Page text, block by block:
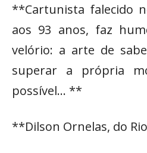
**Cartunista falecido
aos 93 anos, faz
velório: a arte de
superar a própria
possível… **
**Dilson Ornelas, do